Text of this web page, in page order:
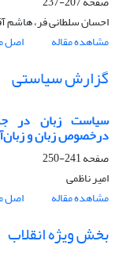
احسان سلطانی فر، هاشم
مشاهده مقاله
اصل
گزارش سیاستی
سیاست زبان در
درخصوص زبان و
صفحه241-250
امیر ناظمی
مشاهده مقاله
اصل
بخش ویژه انقلاب